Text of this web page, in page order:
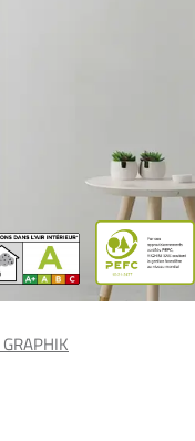
GRAPHIK